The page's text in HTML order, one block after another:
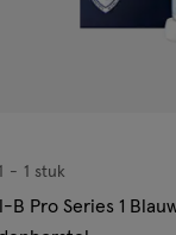
1 stuk
B Pro Series 1